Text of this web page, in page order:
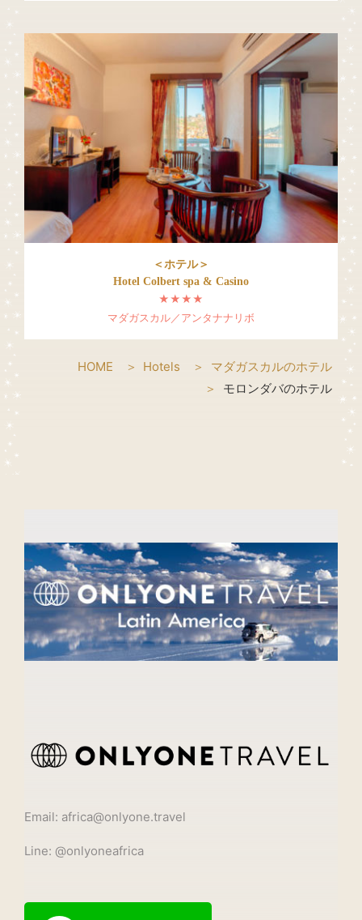
＜ホテル＞
Hotel Colbert spa & Casino
★★★★
マダガスカル／アンタナナリボ
HOME Hotels
マダガスカルのホテル
モロンダバのホテル
Email: africa@onlyone.travel
Line: @onlyoneafrica